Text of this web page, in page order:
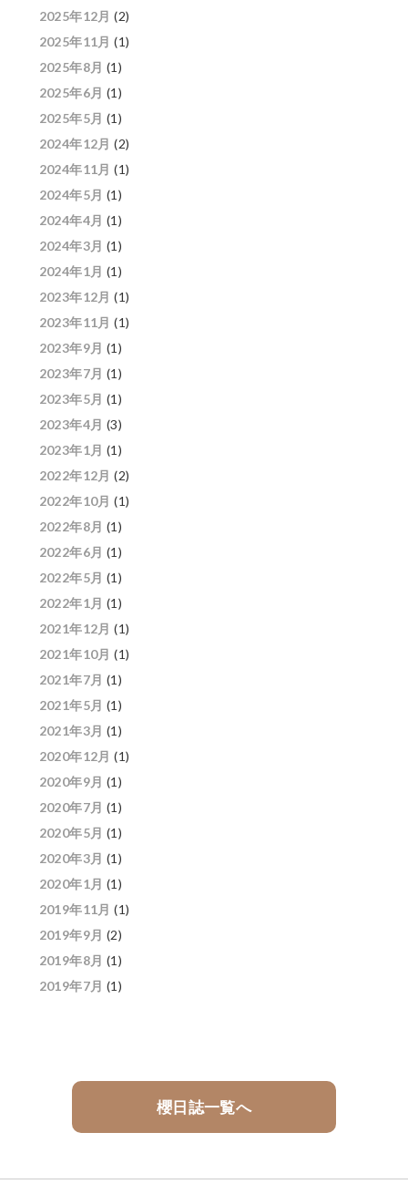
2025年12月 (2)
2025年11月 (1)
2025年8月 (1)
2025年6月 (1)
2025年5月 (1)
2024年12月 (2)
2024年11月 (1)
2024年5月 (1)
2024年4月 (1)
2024年3月 (1)
2024年1月 (1)
2023年12月 (1)
2023年11月 (1)
2023年9月 (1)
2023年7月 (1)
2023年5月 (1)
2023年4月 (3)
2023年1月 (1)
2022年12月 (2)
2022年10月 (1)
2022年8月 (1)
2022年6月 (1)
2022年5月 (1)
2022年1月 (1)
2021年12月 (1)
2021年10月 (1)
2021年7月 (1)
2021年5月 (1)
2021年3月 (1)
2020年12月 (1)
2020年9月 (1)
2020年7月 (1)
2020年5月 (1)
2020年3月 (1)
2020年1月 (1)
2019年11月 (1)
2019年9月 (2)
2019年8月 (1)
2019年7月 (1)
櫻日誌一覧へ